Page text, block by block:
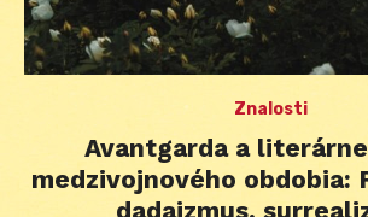
Znalosti
Avantgarda a
medzivojnového obdobia:
dadaizmus,